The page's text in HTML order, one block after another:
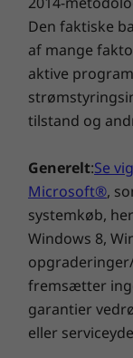
Stol på
software-
at
endnu
Materiale
90 %
30 %
30 %
Forest
emballage med
plast, træfrit
materialer fra
ENERGY STAR®
Den faktiske
af mange
aktive
tilstand og
Generelt:Se
Microsoft®,
systemkøb,
Windows 8,
fremsætter
garantier
eller